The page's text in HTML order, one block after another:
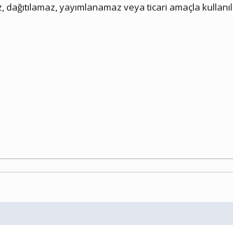
yayımlanamaz veya ticari amaçla